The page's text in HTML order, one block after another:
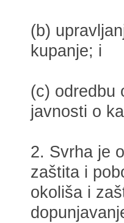
(b)
kupanje; i
(c) odredbu
javnosti o
2. Svrha je
zaštita i
okoliša i